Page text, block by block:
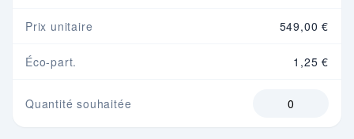
Prix unitaire 549,00 €
Éco-part. 1,25 €
Quantité souhaitée